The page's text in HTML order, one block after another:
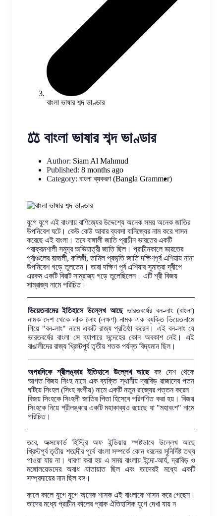
বাংলা ভাষার শব্দ ভাণ্ডার
⚖️ বাংলা ভাষার শব্দ ভাণ্ডার
Author: Siam Al Mahmud
Published: 8 months ago
Category: বাংলা ব্যকরণ (Bangla Grammer)
যুগে যুগে এই বাংলায় বাণিজ্যের উদ্দেশ্যে অনেক সময় অনেক জাতির
উপনিবেশ ঘটে। কেউ কেউ আবার ব্যবসা বানিজ্যের নাম করে শাসন
করেছে এই বাংলা। তবে বাঙ্গালী জাতি প্রাচীন ভারতের একটি
পরাক্রমশালী সমুদ্র অভিযাত্রী জাতি ছিল। প্রাচীনকালে ভারতের
পূর্বাঞ্চলের বাঙ্গালী, কলিঙ্গী, তামিল প্রভৃতি জাতি দক্ষিণপূর্ব এশিয়ায় নানা
উপনিবেশ গড়ে তুলতেন। তারা দক্ষিণ পূর্ব এশিয়ার সুমাত্রা দ্বীপে
এরকম একটি বিরাট সাম্রাজ্য গড়ে তুলেছিলেন। এটি শ্রী বিজয়
সাম্রাজ্য নামে পরিচিত।
ভিয়েতনামের ইতিহাসে উল্লেখ আছেভারতবর্ষের বন-লাং (বাংলা)
নামক দেশ থেকে লাক লোং (লক্ষণ) নামক এক ব্যক্তি ভিয়েতনামে
গিয়ে "বন-লাং" নামে একটি রাজ্য প্রতিষ্ঠা করেন। এই বন-লাং যে
ভারতবর্ষের বাংলা সে ব্যাপারে সন্দেহের কোন অবকাশ নেই। এই
বাঙালীদের রাজ্য খ্রিস্টপূর্ব তৃতীয় শতক পর্যন্ত বিদ্যমান ছিল।
অপরদিকে শ্রীলঙ্কার ইতিহাসে উল্লেখ আছেবঙ্গ দেশ থেকে
আগত বিজয় সিংহ নামে এক ব্যক্তি স্থানীয় দ্রাবিড় রাজাদের পতন
ঘটিয়ে সিংহল (সিংহ বংশীয়) নামে একটি নতুন রাজ্যের পত্তন করেন।
বিজয় সিংহকে সিংহলী জাতির পিতা হিসেবে পরিগণিত করা হয়। বিজয়
সিংহকে নিয়ে শ্রীলঙ্কায় একটি মহাকাব্যও রয়েছে যা "মহাবংশ" নামে
পরিচিত।
তবে, অক্সফোর্ড হিস্ট্রি অফ ইন্ডিয়ায় স্পষ্টভাবে উল্লেখ আছে
খ্রিস্টপূর্ব তৃতীয় শতাব্দীর পূর্বে বাংলা সম্পর্কে কোন ধরনের সুনির্দিষ্ট তথ্য
পাওয়া যায় না। ধারণা করা হয় এ সময় বাংলায় ইন্দো-আর্য, দ্রাবিড় ও
মঙ্গোলয়েডদের অবাধ যাতায়াত ছিল এবং তাদেরই মধ্যে একটি
সম্প্রদায়ের নাম ছিল বঙ্গ।
কালে কালে যুগে যুগে অনেক শাসক এই বাংলাকে শাসন করে গেছেন।
তাদের মধ্যে প্রাচীন কালের প্রাক ঐতিহাসিক যুগে দেখা যায় ন